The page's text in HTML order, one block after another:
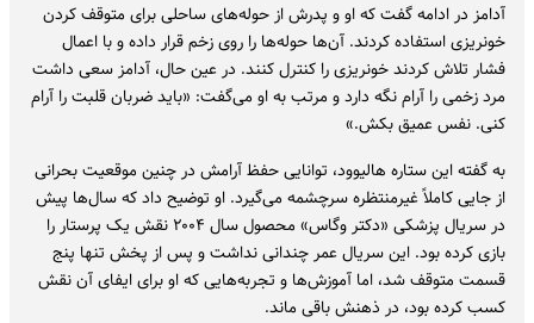
آدامز در ادامه گفت که او و پدرش از حوله‌های ساحلی برای متوقف کردن
خونریزی استفاده کردند. آن‌ها حوله‌ها را روی زخم قرار داده و با اعمال
فشار تلاش کردند خونریزی را کنترل کنند. در عین حال، آدامز سعی داشت
مرد زخمی را آرام نگه دارد و مرتب به او می‌گفت: «باید ضربان قلبت را آرام
کنی. نفس عمیق بکش.»
به گفته این ستاره هالیوود، توانایی حفظ آرامش در چنین موقعیت بحرانی
از جایی کاملاً غیرمنتظره سرچشمه می‌گیرد. او توضیح داد که سال‌ها پیش
در سریال پزشکی «دکتر وگاس» محصول سال ۲۰۰۴ نقش یک پرستار را
بازی کرده بود. این سریال عمر چندانی نداشت و پس از پخش تنها پنج
قسمت متوقف شد، اما آموزش‌ها و تجربه‌هایی که او برای ایفای آن نقش
کسب کرده بود، در ذهنش باقی ماند.